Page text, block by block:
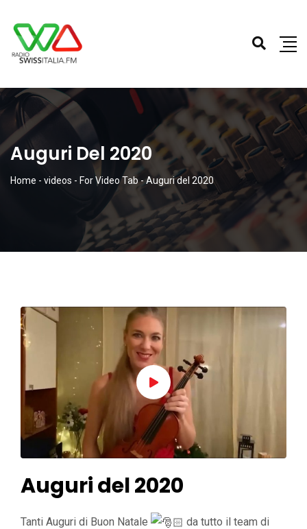
Auguri Del 2020
Home - videos - For Video Tab-Auguri del 2020
Auguri del 2020
Tanti Auguri di Buon Natale
da tutto il team di